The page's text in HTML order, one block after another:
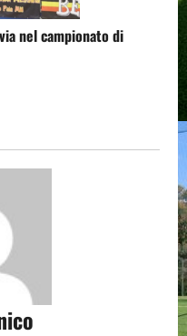
nel campionato di